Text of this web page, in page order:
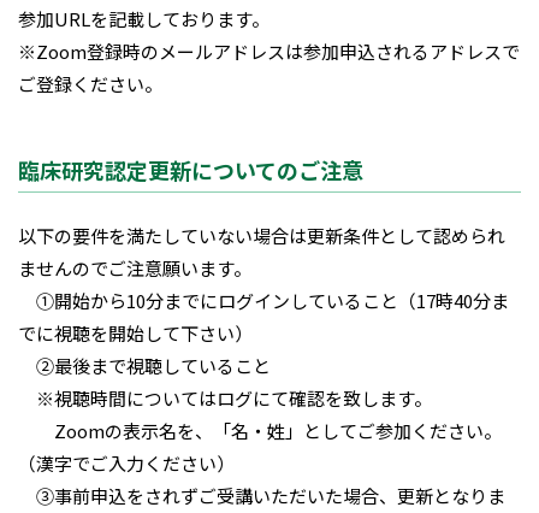
参加URLを記載しております。
※Zoom登録時のメールアドレスは参加申込されるアドレスで
ご登録ください。
臨床研究認定更新についてのご注意
以下の要件を満たしていない場合は更新条件として認められ
ませんのでご注意願います。
①開始から10分までにログインしていること（17時40分ま
でに視聴を開始して下さい）
②最後まで視聴していること
※視聴時間についてはログにて確認を致します。
Zoomの表示名を、「名・姓」としてご参加ください。
（漢字でご入力ください）
③事前申込をされずご受講いただいた場合、更新となりま